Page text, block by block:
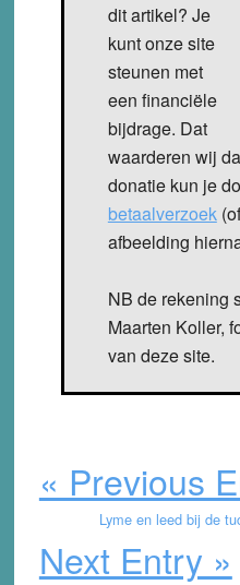
dit artikel? Je
kunt onze site
steunen met
een financiële
bijdrage. Dat
waarderen wij
donatie kun je
betaalverzoek
afbeelding
NB de rekening
Maarten Koller,
van deze site.
« Previous
Lyme en leed bij de
Next Entry »